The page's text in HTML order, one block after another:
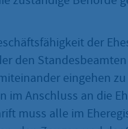
der
den
eingehen
Anschluss an die
muss alle im